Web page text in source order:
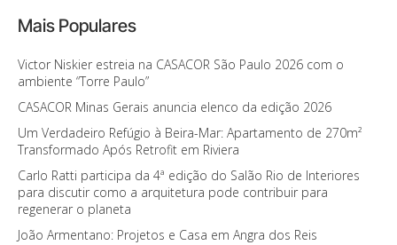
Mais Populares
Victor Niskier estreia na CASACOR São Paulo 2026 com o
ambiente “Torre Paulo”
CASACOR Minas Gerais anuncia elenco da edição 2026
Um Verdadeiro Refúgio à Beira-Mar: Apartamento de 270m²
Transformado Após Retrofit em Riviera
Carlo Ratti participa da 4ª edição do Salão Rio de Interiores
para discutir como a arquitetura pode contribuir para
regenerar o planeta
João Armentano: Projetos e Casa em Angra dos Reis